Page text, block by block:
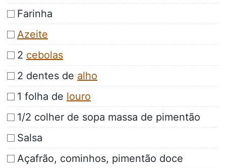
Farinha
Azeite
2 cebolas
2 dentes de alho
1 folha de louro
1/2 colher de sopa massa de pimentão
Salsa
Açafrão, cominhos, pimentão doce